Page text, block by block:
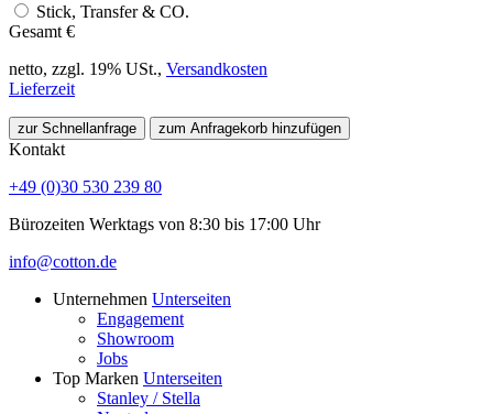
Stick, Transfer & CO.
Gesamt €
netto, zzgl. 19% USt., Versandkosten
Lieferzeit
zur Schnellanfrage zum Anfragekorb hinzufügen
Kontakt
+49 (0)30 530 239 80
Bürozeiten Werktags von 8:30 bis 17:00 Uhr
info@cotton.de
Unternehmen Unterseiten
Engagement
Showroom
Jobs
Top Marken Unterseiten
Stanley / Stella